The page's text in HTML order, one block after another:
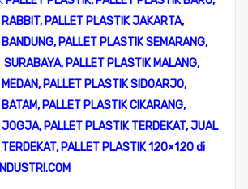
, PALLET PLASTIK JAKARTA,
, PALLET PLASTIK SEMARANG,
SURABAYA, PALLET PLASTIK MALANG,
, PALLET PLASTIK SIDOARJO,
, PALLET PLASTIK CIKARANG,
JOGJA, PALLET PLASTIK TERDEKAT,JUAL
, PALLET PLASTIK 120×120di